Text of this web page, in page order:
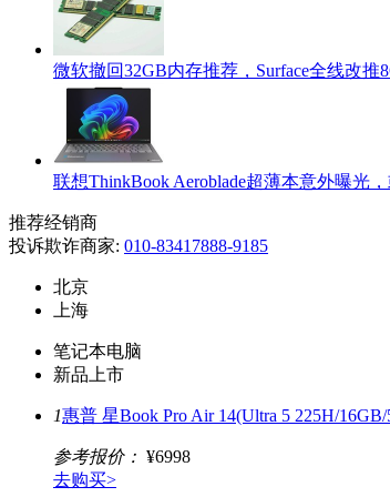
微软撤回32GB内存推荐，Surface全线改推
联想ThinkBook Aeroblade超薄本意外曝光
推荐经销商
投诉欺诈商家: 010-83417888-9185
北京
上海
笔记本电脑
新品上市
1惠普 星Book Pro Air 14(Ultra 5 225H/
参考报价： ¥6998
去购买>